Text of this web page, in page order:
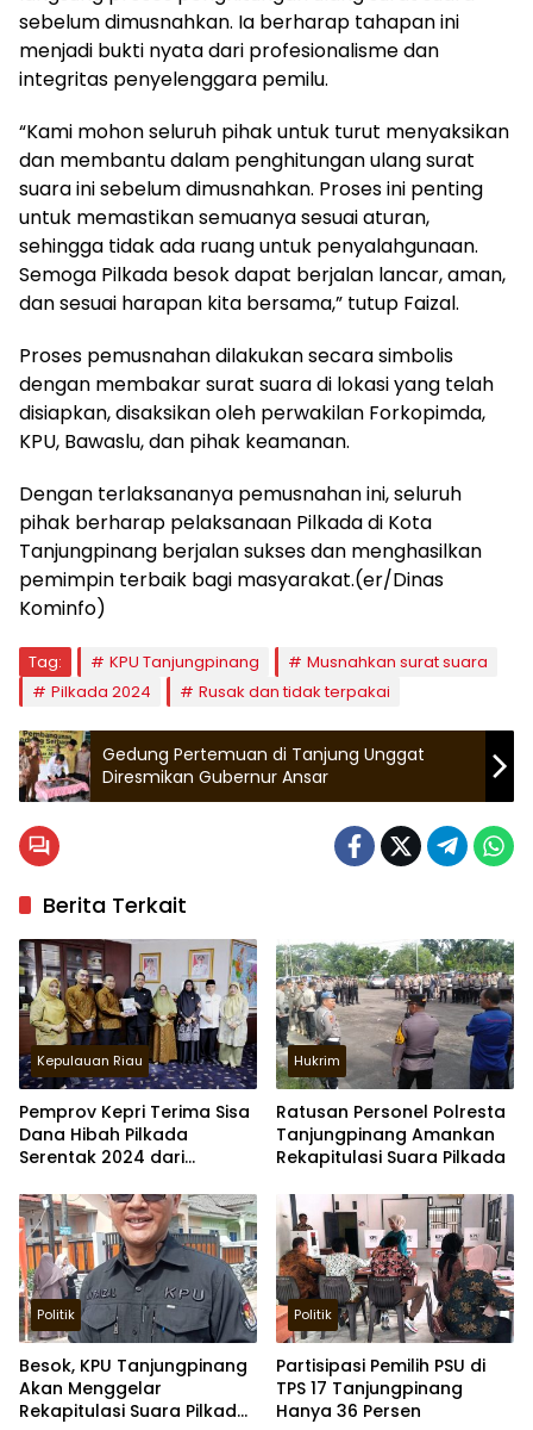
sebelum dimusnahkan. Ia berharap tahapan ini
menjadi bukti nyata dari profesionalisme dan
integritas penyelenggara pemilu.
“Kami mohon seluruh pihak untuk turut menyaksikan
dan membantu dalam penghitungan ulang surat
suara ini sebelum dimusnahkan. Proses ini penting
untuk memastikan semuanya sesuai aturan,
sehingga tidak ada ruang untuk penyalahgunaan.
Semoga Pilkada besok dapat berjalan lancar, aman,
dan sesuai harapan kita bersama,” tutup Faizal.
Proses pemusnahan dilakukan secara simbolis
dengan membakar surat suara di lokasi yang telah
disiapkan, disaksikan oleh perwakilan Forkopimda,
KPU, Bawaslu, dan pihak keamanan.
Dengan terlaksananya pemusnahan ini, seluruh
pihak berharap pelaksanaan Pilkada di Kota
Tanjungpinang berjalan sukses dan menghasilkan
pemimpin terbaik bagi masyarakat.(er/Dinas
Kominfo)
Tag: KPU Tanjungpinang
Musnahkan surat suara
Pilkada 2024
Rusak dan tidak terpakai
Gedung Pertemuan di Tanjung Unggat
Diresmikan Gubernur Ansar
Berita Terkait
Kepulauan Riau
Pemprov Kepri Terima Sisa
Dana Hibah Pilkada
Serentak 2024 dari
Hukrim
Ratusan Personel Polresta
Tanjungpinang Amankan
Rekapitulasi Suara Pilkada
Politik
Besok, KPU Tanjungpinang
Akan Menggelar
Rekapitulasi Suara Pilkada
Politik
Partisipasi Pemilih PSU di
TPS 17 Tanjungpinang
Hanya 36 Persen